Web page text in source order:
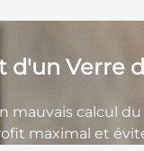
d'un Verre
calcul
maximal et